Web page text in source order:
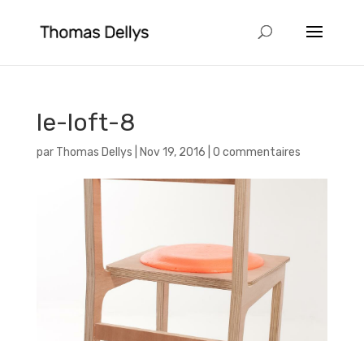
le-loft-8
par Thomas Dellys Nov 19, 2016 0 commentaires